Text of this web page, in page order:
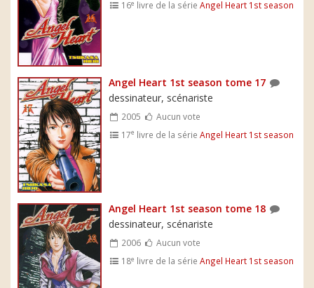
16e livre de la sérieAngel Heart 1st season
Angel Heart 1st season tome 17
dessinateur, scénariste
2005
Aucun vote
17e livre de la sérieAngel Heart 1st season
Angel Heart 1st season tome 18
dessinateur, scénariste
2006
Aucun vote
18e livre de la sérieAngel Heart 1st season